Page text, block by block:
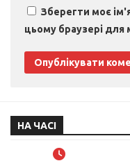
Зберегти моє
цьому браузері для
НА ЧАСІ